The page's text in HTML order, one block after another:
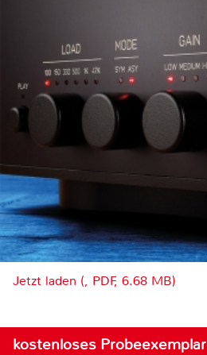
Jetzt laden (, PDF, 6.68 MB)
kostenloses Probeexemplar